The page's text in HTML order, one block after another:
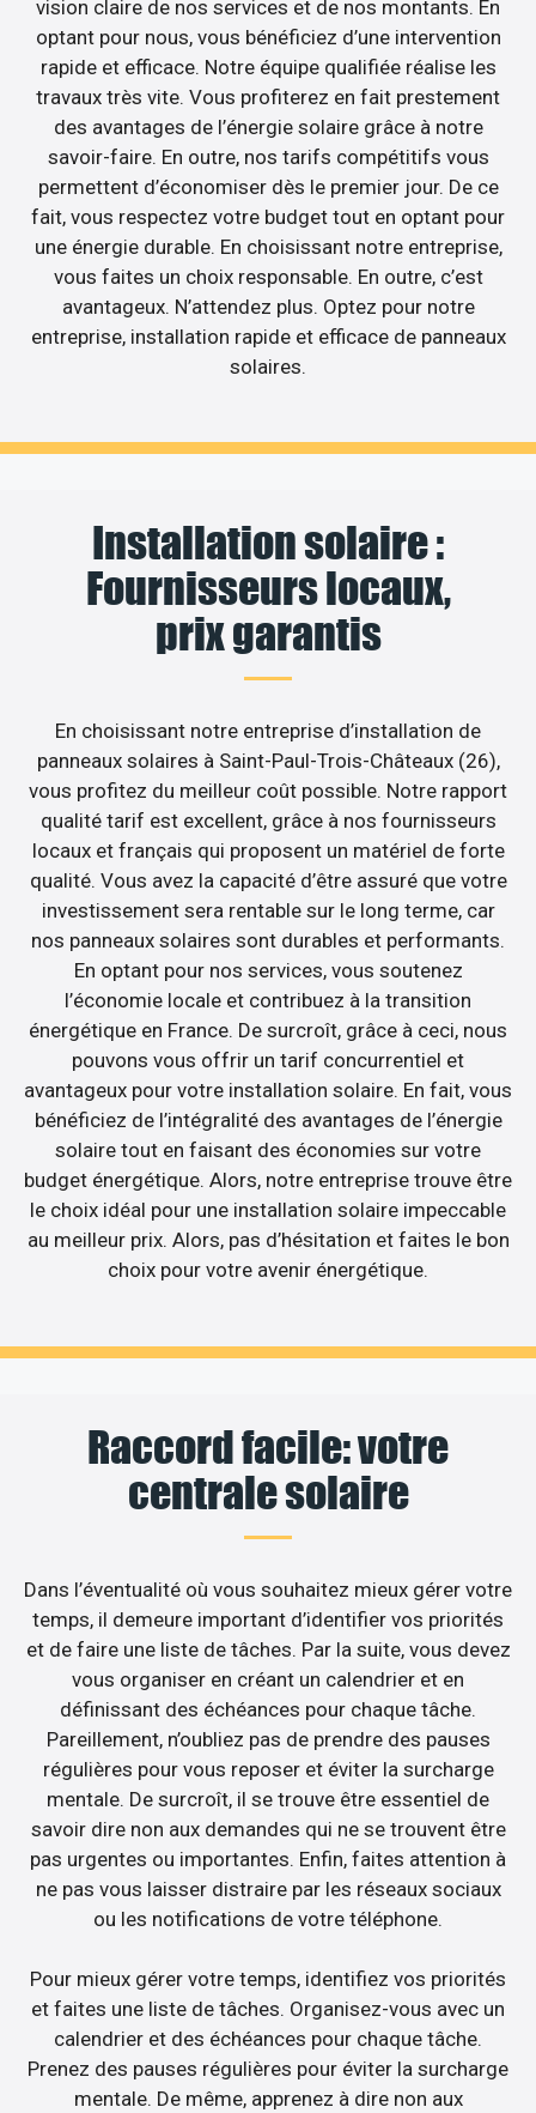
vision claire de nos services et de nos montants. En
optant pour nous, vous bénéficiez d’une intervention
rapide et efficace. Notre équipe qualifiée réalise les
travaux très vite. Vous profiterez en fait prestement
des avantages de l’énergie solaire grâce à notre
savoir-faire. En outre, nos tarifs compétitifs vous
permettent d’économiser dès le premier jour. De ce
fait, vous respectez votre budget tout en optant pour
une énergie durable. En choisissant notre entreprise,
vous faites un choix responsable. En outre, c’est
avantageux. N’attendez plus. Optez pour notre
entreprise, installation rapide et efficace de panneaux
solaires.
Installation solaire :
Fournisseurs locaux,
prix garantis
En choisissant notre entreprise d’installation de
panneaux solaires à Saint-Paul-Trois-Châteaux (26),
vous profitez du meilleur coût possible. Notre rapport
qualité tarif est excellent, grâce à nos fournisseurs
locaux et français qui proposent un matériel de forte
qualité. Vous avez la capacité d’être assuré que votre
investissement sera rentable sur le long terme, car
nos panneaux solaires sont durables et performants.
En optant pour nos services, vous soutenez
l’économie locale et contribuez à la transition
énergétique en France. De surcroît, grâce à ceci, nous
pouvons vous offrir un tarif concurrentiel et
avantageux pour votre installation solaire. En fait, vous
bénéficiez de l’intégralité des avantages de l’énergie
solaire tout en faisant des économies sur votre
budget énergétique. Alors, notre entreprise trouve être
le choix idéal pour une installation solaire impeccable
au meilleur prix. Alors, pas d’hésitation et faites le bon
choix pour votre avenir énergétique.
Raccord facile: votre
centrale solaire
Dans l’éventualité où vous souhaitez mieux gérer votre
temps, il demeure important d’identifier vos priorités
et de faire une liste de tâches. Par la suite, vous devez
vous organiser en créant un calendrier et en
définissant des échéances pour chaque tâche.
Pareillement, n’oubliez pas de prendre des pauses
régulières pour vous reposer et éviter la surcharge
mentale. De surcroît, il se trouve être essentiel de
savoir dire non aux demandes qui ne se trouvent être
pas urgentes ou importantes. Enfin, faites attention à
ne pas vous laisser distraire par les réseaux sociaux
ou les notifications de votre téléphone.
Pour mieux gérer votre temps, identifiez vos priorités
et faites une liste de tâches. Organisez-vous avec un
calendrier et des échéances pour chaque tâche.
Prenez des pauses régulières pour éviter la surcharge
mentale. De même, apprenez à dire non aux